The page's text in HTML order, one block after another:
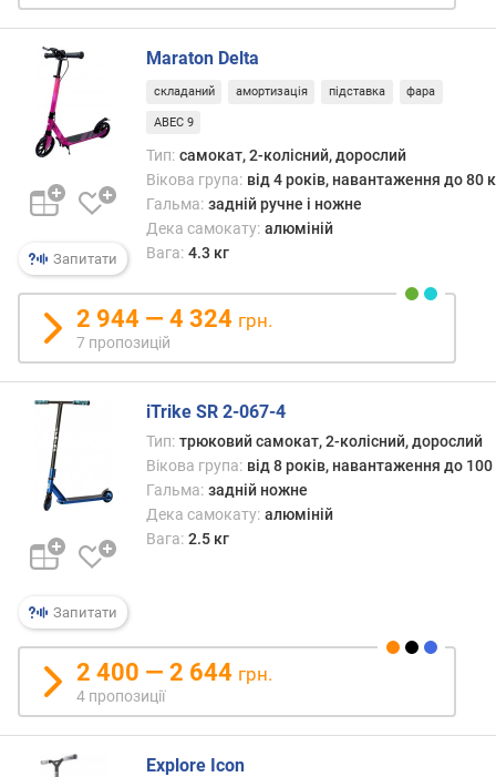
в
і
д
д
ш
е
и
х
д
о
д
о
о
г
и
х
і
о
р
о
г
и
х
д
Запитати
Maraton Delta
складаний амортизація підставка фара
ABEC 9
Тип: самокат, 2-колісний, дорослий
Вікова група: від 4 років, навантаження до 80
Гальма: задній ручне і ножне
Дека самокату: алюміній
Вага: 4.3 кг
2 944 — 4 324 грн.
7 пропозицій
Запитати
iTrike SR 2-067-4
Тип: трюковий самокат, 2-колісний, дорослий
Вікова група: від 8 років, навантаження до 100
Гальма: задній ножне
Дека самокату: алюміній
Вага: 2.5 кг
2 400 — 2 644 грн.
4 пропозиції
Explore Icon